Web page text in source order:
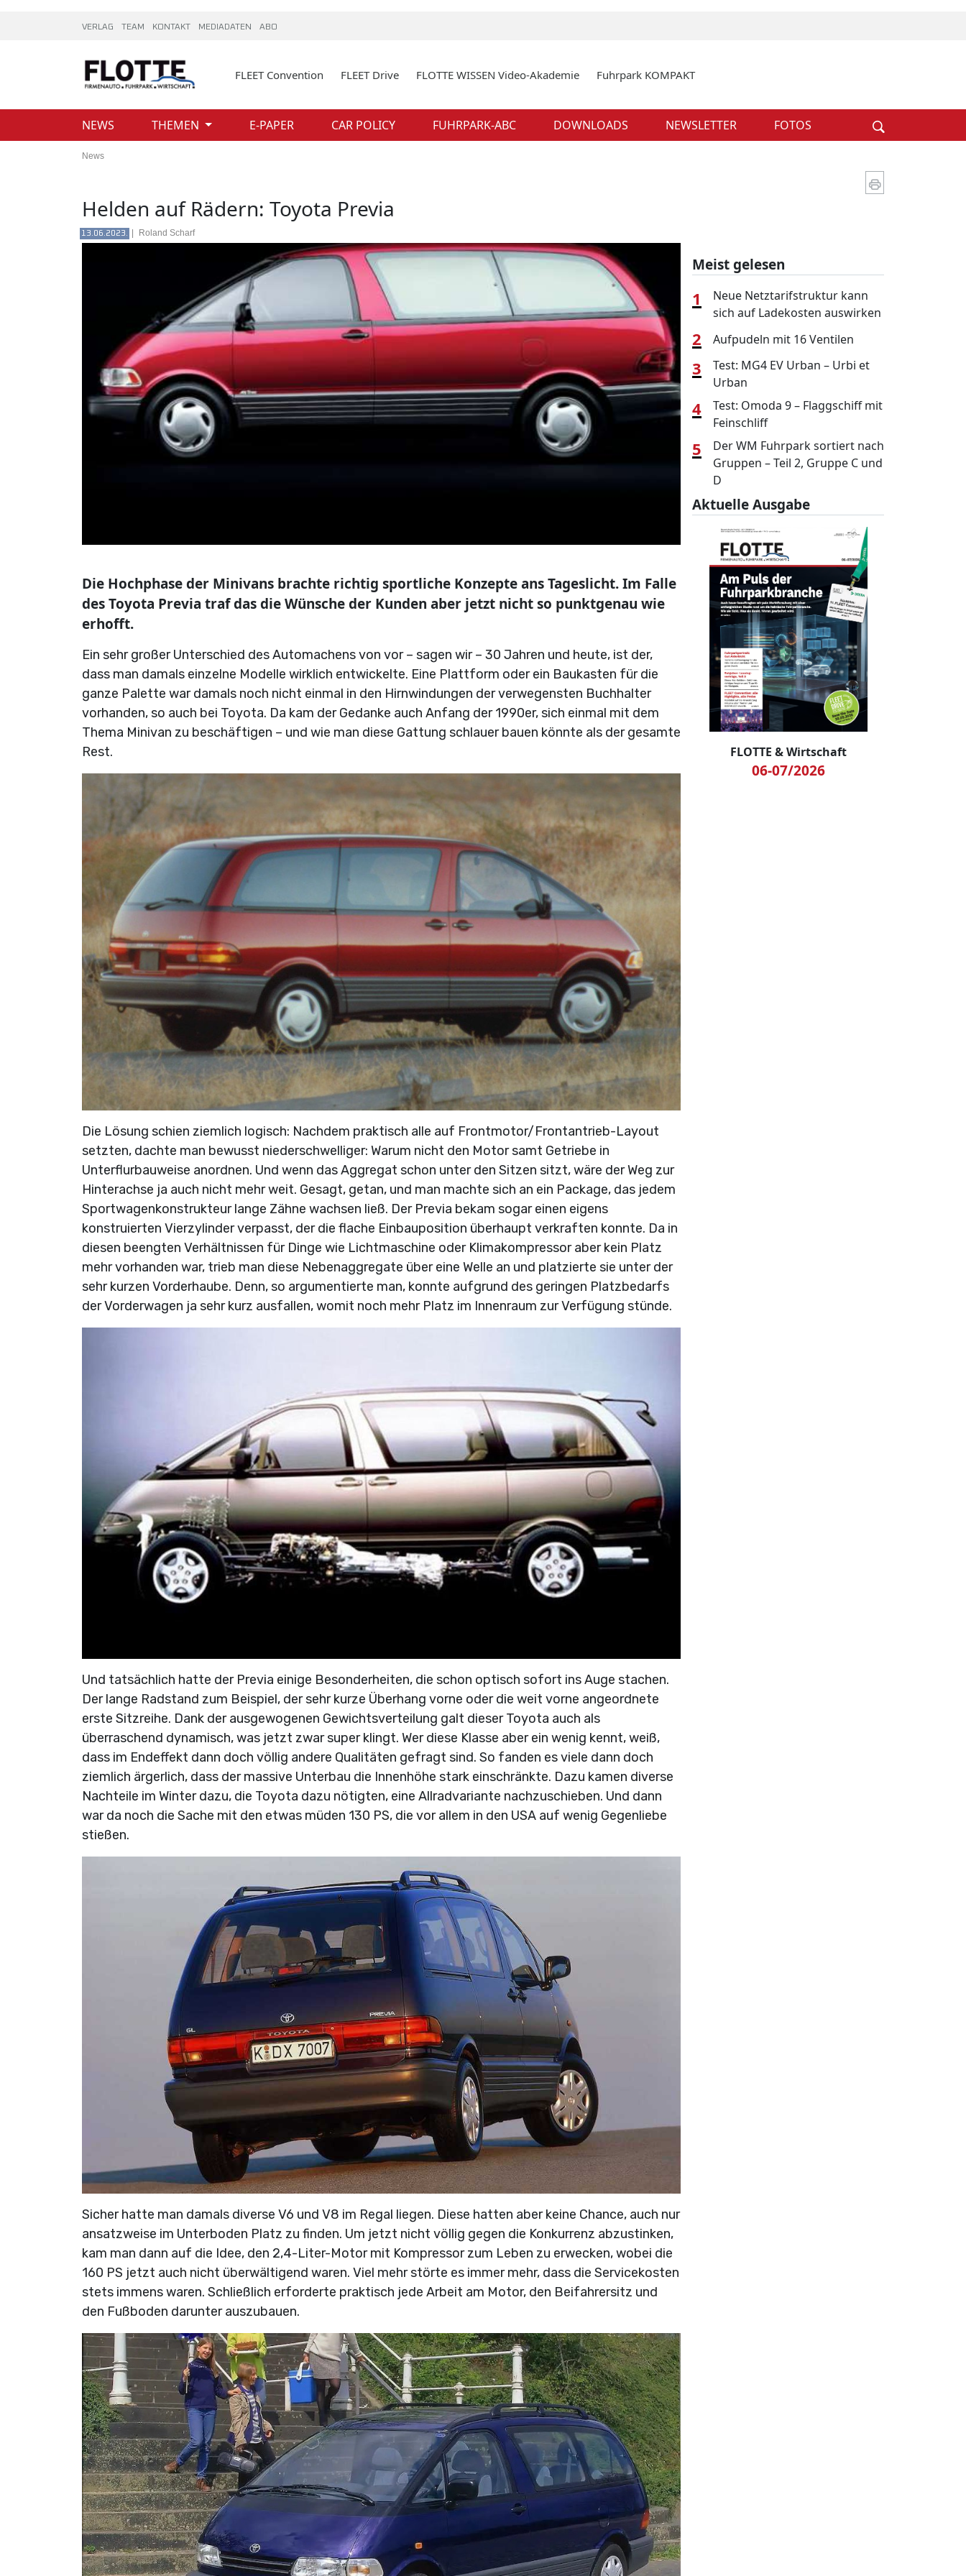
VERLAG TEAM KONTAKT MEDIADATEN ABO
FLEET Convention FLEET Drive FLOTTE WISSEN Video-Akademie Fuhrpark KOMPAKT
NEWS THEMEN E-PAPER CAR POLICY FUHRPARK-ABC DOWNLOADS NEWSLETTER FOTOS
News
Helden auf Rädern: Toyota Previa
13.06.2023. Roland Scharf
Die Hochphase der Minivans brachte richtig sportliche Konzepte ans Tageslicht. Im Falle
des Toyota Previa traf das die Wünsche der Kunden aber jetzt nicht so punktgenau wie
erhofft.
Ein sehr großer Unterschied des Automachens von vor – sagen wir – 30 Jahren und heute, ist der,
dass man damals einzelne Modelle wirklich entwickelte. Eine Plattform oder ein Baukasten für die
ganze Palette war damals noch nicht einmal in den Hirnwindungen der verwegensten Buchhalter
vorhanden, so auch bei Toyota. Da kam der Gedanke auch Anfang der 1990er, sich einmal mit dem
Thema Minivan zu beschäftigen – und wie man diese Gattung schlauer bauen könnte als der gesamte
Rest.
Die Lösung schien ziemlich logisch: Nachdem praktisch alle auf Frontmotor/Frontantrieb-Layout
setzten, dachte man bewusst niederschwelliger: Warum nicht den Motor samt Getriebe in
Unterflurbauweise anordnen. Und wenn das Aggregat schon unter den Sitzen sitzt, wäre der Weg zur
Hinterachse ja auch nicht mehr weit. Gesagt, getan, und man machte sich an ein Package, das jedem
Sportwagenkonstrukteur lange Zähne wachsen ließ. Der Previa bekam sogar einen eigens
konstruierten Vierzylinder verpasst, der die flache Einbauposition überhaupt verkraften konnte. Da in
diesen beengten Verhältnissen für Dinge wie Lichtmaschine oder Klimakompressor aber kein Platz
mehr vorhanden war, trieb man diese Nebenaggregate über eine Welle an und platzierte sie unter der
sehr kurzen Vorderhaube. Denn, so argumentierte man, konnte aufgrund des geringen Platzbedarfs
der Vorderwagen ja sehr kurz ausfallen, womit noch mehr Platz im Innenraum zur Verfügung stünde.
Und tatsächlich hatte der Previa einige Besonderheiten, die schon optisch sofort ins Auge stachen.
Der lange Radstand zum Beispiel, der sehr kurze Überhang vorne oder die weit vorne angeordnete
erste Sitzreihe. Dank der ausgewogenen Gewichtsverteilung galt dieser Toyota auch als
überraschend dynamisch, was jetzt zwar super klingt. Wer diese Klasse aber ein wenig kennt, weiß,
dass im Endeffekt dann doch völlig andere Qualitäten gefragt sind. So fanden es viele dann doch
ziemlich ärgerlich, dass der massive Unterbau die Innenhöhe stark einschränkte. Dazu kamen diverse
Nachteile im Winter dazu, die Toyota dazu nötigten, eine Allradvariante nachzuschieben. Und dann
war da noch die Sache mit den etwas müden 130 PS, die vor allem in den USA auf wenig Gegenliebe
stießen.
Sicher hatte man damals diverse V6 und V8 im Regal liegen. Diese hatten aber keine Chance, auch nur
ansatzweise im Unterboden Platz zu finden. Um jetzt nicht völlig gegen die Konkurrenz abzustinken,
kam man dann auf die Idee, den 2,4-Liter-Motor mit Kompressor zum Leben zu erwecken, wobei die
160 PS jetzt auch nicht überwältigend waren. Viel mehr störte es immer mehr, dass die Servicekosten
stets immens waren. Schließlich erforderte praktisch jede Arbeit am Motor, den Beifahrersitz und
den Fußboden darunter auszubauen.
Meist gelesen
1
Neue Netztarifstruktur kann
sich auf Ladekosten auswirken
2 Aufpudeln mit 16 Ventilen
3
Test: MG4 EV Urban – Urbi et
Urban
4
Test: Omoda 9 – Flaggschiff mit
Feinschliff
5
Der WM Fuhrpark sortiert nach
Gruppen – Teil 2, Gruppe C und
D
Aktuelle Ausgabe
FLOTTE & Wirtschaft
06-07/2026